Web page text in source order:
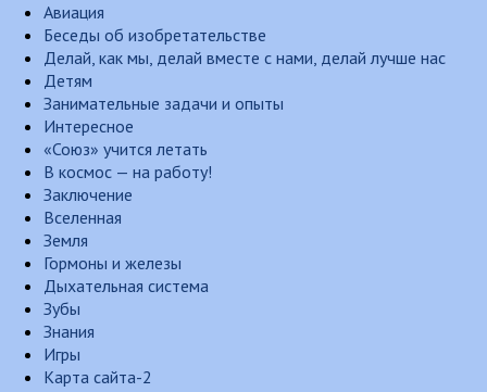
Авиация
Беседы об изобретательстве
Делай, как мы, делай вместе с нами, делай лучше нас
Детям
Занимательные задачи и опыты
Интересное
«Союз» учится летать
В космос — на работу!
Заключение
Вселенная
Земля
Гормоны и железы
Дыхательная система
Зубы
Знания
Игры
Карта сайта-2